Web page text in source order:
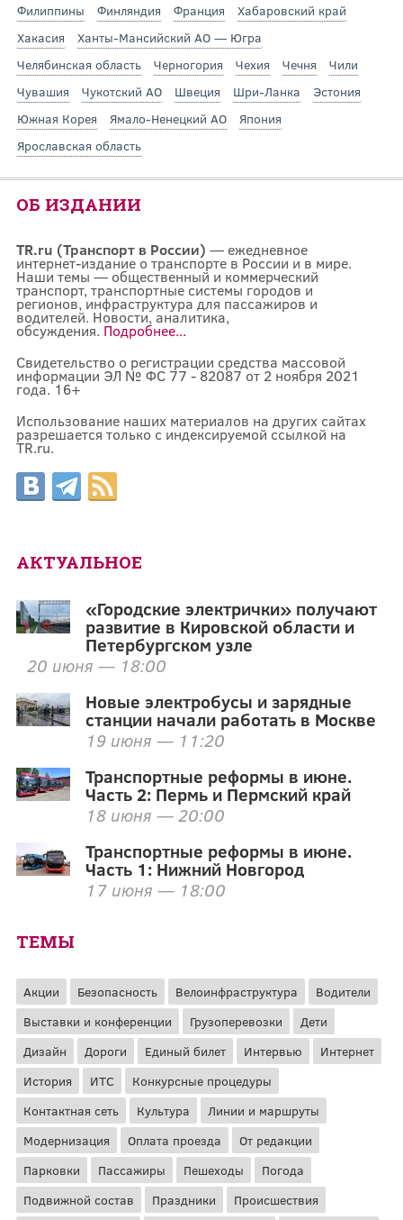
Филиппины
Финляндия Франция
Хабаровский край
Хакасия
Ханты-Мансийский АО — Югра
Челябинская область
Черногория Чехия Чечня
Чили
Чувашия
Чукотский АО Швеция Шри-Ланка
Эстония
Южная Корея
Ямало-Ненецкий АО
Япония
Ярославская область
ОБ ИЗДАНИИ
TR.ru (Транспорт в России) — ежедневное
интернет-издание о транспорте в России и в мире.
Наши темы — общественный и коммерческий
транспорт, транспортные системы городов и
регионов, инфраструктура для пассажиров и
водителей. Новости, аналитика,
обсуждения. Подробнее...
Свидетельство о регистрации средства массовой
информации ЭЛ № ФС 77 - 82087 от 2 ноября 2021
года. 16+
Использование наших материалов на других сайтах
разрешается только с индексируемой ссылкой на
TR.ru.
АКТУАЛЬНОЕ
«Городские электрички» получают
развитие в Кировской области и
Петербургском узле
20 июня — 18:00
Новые электробусы и зарядные
станции начали работать в Москве
19 июня — 11:20
Транспортные реформы в июне.
Часть 2: Пермь и Пермский край
18 июня — 20:00
Транспортные реформы в июне.
Часть 1: Нижний Новгород
17 июня — 18:00
ТЕМЫ
Акции Безопасность Велоинфраструктура
Водители
Выставки и конференции
Грузоперевозки
Дети
Дизайн
Дороги Единый билет Интервью
Интернет
История
ИТС
Конкурсные процедуры
Контактная сеть
Культура
Линии и маршруты
Модернизация
Оплата проезда
От редакции
Парковки
Пассажиры Пешеходы
Погода
Подвижной состав
Праздники Происшествия